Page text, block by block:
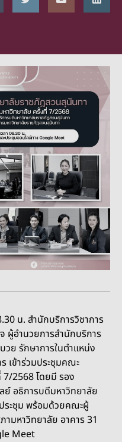
น. สำนักบริการวิชาการ
ผู้อำนวยการสำนักบริการ
วย รักษาการในตำแหน่ง
เข้าร่วมประชุมคณะ
2568 โดยมี รอง
อธิการบดีมหาวิทยาลัย
ระชุม พร้อมด้วยคณะผู้
มหาวิทยาลัย อาคาร 31
Meet